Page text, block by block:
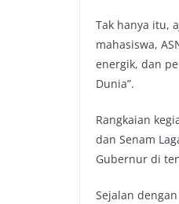
Tak hanya itu,
mahasiswa,
energik, dan
Dunia”.
Rangkaian
dan Senam
Gubernur di
Sejalan